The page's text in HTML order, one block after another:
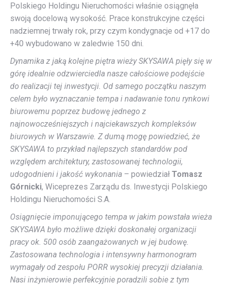
Polskiego Holdingu Nieruchomości właśnie osiągnęła
swoją docelową wysokość. Prace konstrukcyjne części
nadziemnej trwały rok, przy czym kondygnacje od +17 do
+40 wybudowano w zaledwie 150 dni.
Dynamika z jaką kolejne piętra wieży SKYSAWA pięły się w
górę idealnie odzwierciedla nasze całościowe podejście
do realizacji tej inwestycji. Od samego początku naszym
celem było wyznaczanie tempa i nadawanie tonu rynkowi
biurowemu poprzez budowę jednego z
najnowocześniejszych i najciekawszych kompleksów
biurowych w Warszawie. Z dumą mogę powiedzieć, że
SKYSAWA to przykład najlepszych standardów pod
względem architektury, zastosowanej technologii,
udogodnieni i jakość wykonania – powiedział Tomasz
Górnicki, Wiceprezes Zarządu ds. Inwestycji Polskiego
Holdingu Nieruchomości S.A.
Osiągnięcie imponującego tempa w jakim powstała wieża
SKYSAWA było możliwe dzięki doskonałej organizacji
pracy ok. 500 osób zaangażowanych w jej budowę.
Zastosowana technologia i intensywny harmonogram
wymagały od zespołu PORR wysokiej precyzji działania.
Nasi inżynierowie perfekcyjnie poradzili sobie z tym